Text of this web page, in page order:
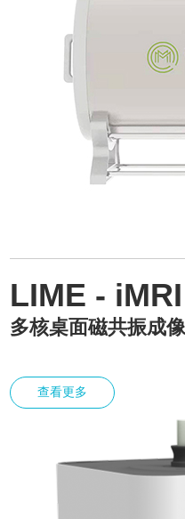
LIME - iMRI
多核桌面磁共振成
查看更多